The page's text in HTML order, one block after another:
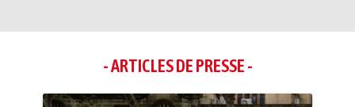
- ARTICLES DE PRESSE -